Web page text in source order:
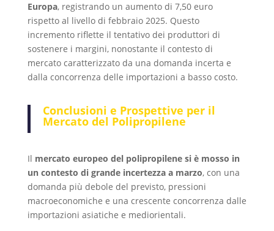
Europa, registrando un aumento di 7,50 euro
rispetto al livello di febbraio 2025. Questo
incremento riflette il tentativo dei produttori di
sostenere i margini, nonostante il contesto di
mercato caratterizzato da una domanda incerta e
dalla concorrenza delle importazioni a basso costo.
Conclusioni e Prospettive per il
Mercato del Polipropilene
Il mercato europeo del polipropilene si è mosso in
un contesto di grande incertezza a marzo, con una
domanda più debole del previsto, pressioni
macroeconomiche e una crescente concorrenza dalle
importazioni asiatiche e mediorientali.